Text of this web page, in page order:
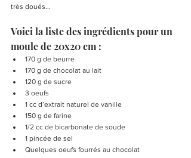
très doués...
Voici la liste des ingrédients pour un
moule de 20x20 cm :
170 g de beurre
170 g de chocolat au lait
120 g de sucre
3 oeufs
1 cc d’extrait naturel de vanille
150 g de farine
1/2 cc de bicarbonate de soude
1 pincée de sel
Quelques oeufs fourrés au chocolat